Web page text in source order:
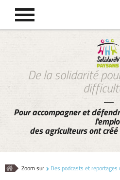
De la solidarité
Pour accompagner et
des agriculteurs ont
AccueilZoom sur Des podcasts et reportages